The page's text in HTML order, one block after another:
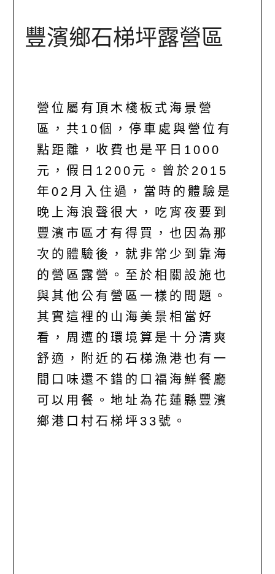
豐濱鄉石梯坪露營區
營位屬有頂木棧板式海景營
區，共10個，停車處與營位有
點距離，收費也是平日1000
元，假日1200元。曾於2015
年02月入住過，當時的體驗是
晚上海浪聲很大，吃宵夜要到
豐濱市區才有得買，也因為那
次的體驗後，就非常少到靠海
的營區露營。至於相關設施也
與其他公有營區一樣的問題。
其實這裡的山海美景相當好
看，周遭的環境算是十分清爽
舒適，附近的石梯漁港也有一
間口味還不錯的口福海鮮餐廳
可以用餐。地址為花蓮縣豐濱
鄉港口村石梯坪33號。